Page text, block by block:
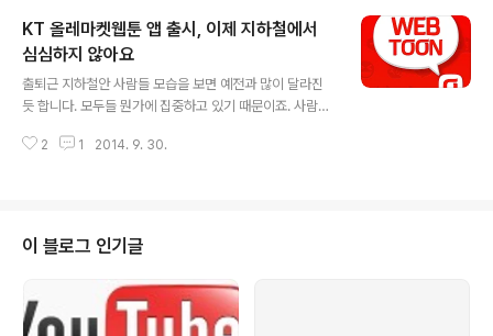
주제는 모바일 게임과 모바일 메신저였다. 40대 이상의 이
른바 아날로그 세대에 스마트폰 보급을 확산시킨 주인공은
모바일 메신저였으며, 또 다른 주인공은 게임이었다. 비용
부담(통화료)을 느끼지 않도록 만든 모바일 메신저는 전국
같은 대중교통 이용 시 짧은 시간 무료함을 달래줄 최고의
KT 올레마켓웹툰 앱 출시, 이제 지하철에서
심심하지 않아요
출퇴근 지하철안 사람들 모습을 보면 예전과 많이 달라진
듯 합니다. 모두들 뭔가에 집중하고 있기 때문이죠. 사람들
어폰을 귀에 꽂은 사람도 많아 보입니다. 스마트폰이나 태
다. 예전에는 게임하는 사람들이 대부분이었지만, 요즘엔
모바일 메신저 하는 분들이 가장 많은 것 같습니다. 그 다음
으로 DMB 시청 또는 드라마 다시 보기나 영화를 보는 등
미디어 시청이 많습니다. 그리고 요즘에 자주 목격되는 것
은 바로 만화를 즐기는 분들이 조금씩 늘어나고 있다는 겁
2 1 2014. 9. 30.
이 블로그 인기글